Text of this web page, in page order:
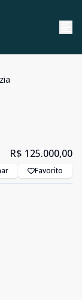
R$ 125.000,00
Favorito